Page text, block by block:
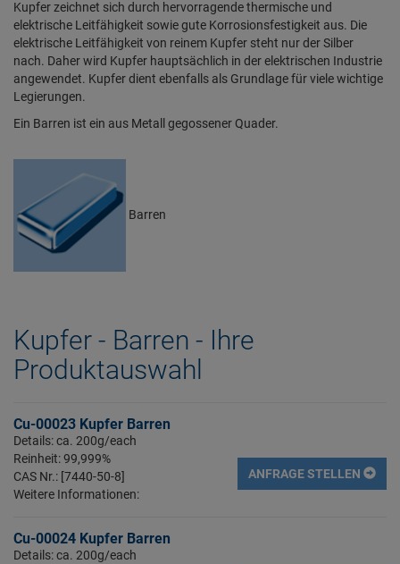
Kupfer zeichnet sich durch hervorragende thermische und
elektrische Leitfähigkeit sowie gute Korrosionsfestigkeit aus. Die
elektrische Leitfähigkeit von reinem Kupfer steht nur der Silber
nach. Daher wird Kupfer hauptsächlich in der elektrischen Industrie
angewendet. Kupfer dient ebenfalls als Grundlage für viele wichtige
Legierungen.
Ein Barren ist ein aus Metall gegossener Quader.
Barren
Kupfer - Barren - Ihre
Produktauswahl
Cu-00023 Kupfer Barren
Details: ca. 200g/each
Reinheit: 99,999%
CAS Nr.: [7440-50-8]
Weitere Informationen:
ANFRAGE STELLEN
Cu-00024 Kupfer Barren
Details: ca. 200g/each